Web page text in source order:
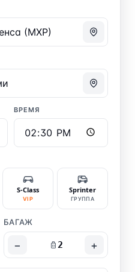
ВРЕМЯ
S-Class
VIP
Sprinter
ГРУППА
БАГАЖ
− 2 +